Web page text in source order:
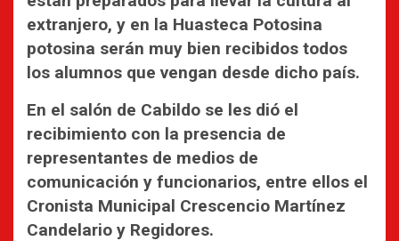
extranjero, y en la Huasteca Potosina
potosina serán muy bien recibidos todos
los alumnos que vengan desde dicho país.
En el salón de Cabildo se les dió el
recibimiento con la presencia de
representantes de medios de
comunicación y funcionarios, entre ellos el
Cronista Municipal Crescencio Martínez
Candelario y Regidores.